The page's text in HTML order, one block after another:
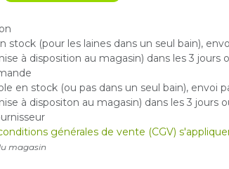
stock (pour les laines dans un seul bain),
à disposition au magasin) dans les 3 jours
en stock (ou pas dans un seul bain), envoi
à dispositon au magasin) dans les 3 jours
générales de vente (CGV)
magasin